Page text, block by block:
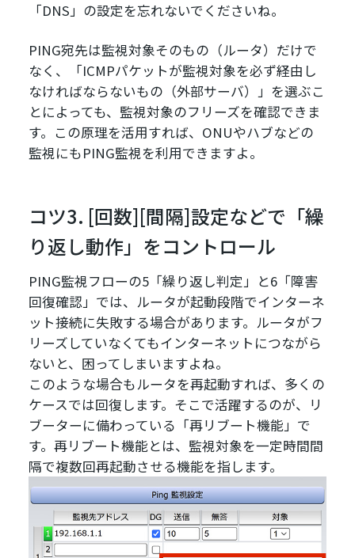
「DNS」の設定を忘れないでくださいね。
PING宛先は監視対象そのもの（ルータ）だけで
なく、「ICMPパケットが監視対象を必ず経由し
なければならないもの（外部サーバ）」を選ぶこ
とによっても、監視対象のフリーズを確認できま
す。この原理を活用すれば、ONUやハブなどの
監視にもPING監視を利用できますよ。
コツ3. [回数][間隔]設定などで「繰
り返し動作」をコントロール
PING監視フローの5「繰り返し判定」と6「障害
回復確認」では、ルータが起動段階でインターネ
ット接続に失敗する場合があります。ルータがフ
リーズしていなくてもインターネットにつながら
ないと、困ってしまいますよね。
このような場合もルータを再起動すれば、多くの
ケースでは回復します。そこで活躍するのが、リ
ブーターに備わっている「再リブート機能」で
す。再リブート機能とは、監視対象を一定時間間
隔で複数回再起動させる機能を指します。